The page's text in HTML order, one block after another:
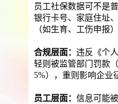
提供一站式员工法务咨询
企业公益助残 残保
加入我们
服务优势
智能工具
员工社保数据可不是
银行卡号、家庭住址
（如生育、工伤申报
合规层面： 违反《个
轻则被监管部门罚款
5%），重则影响企业
员工层面： 信息可能